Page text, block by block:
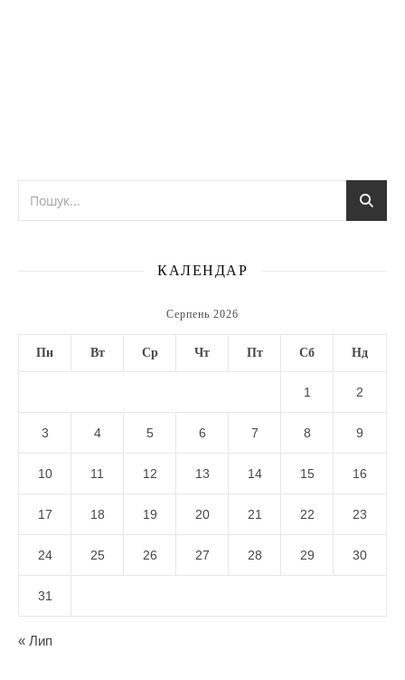
КАЛЕНДАР
Серпень 2026
Пн Вт Ср Чт Пт Сб Нд
1 2
3 4 5 6 7 8 9
10 11 12 13 14 15 16
17 18 19 20 21 22 23
24 25 26 27 28 29 30
31
« Лип